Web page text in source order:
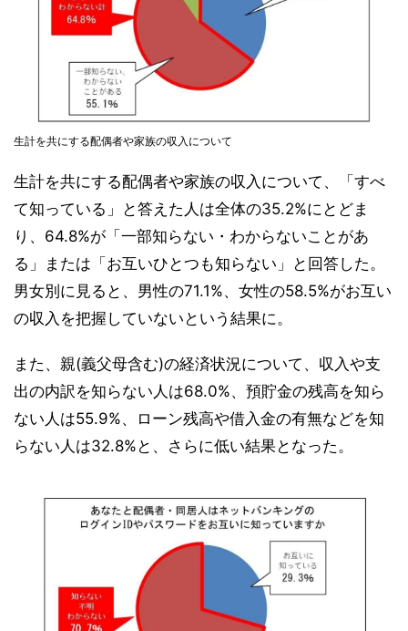
生計を共にする配偶者や家族の収入について
生計を共にする配偶者や家族の収入について、「すべ
て知っている」と答えた人は全体の35.2%にとどま
り、64.8%が「一部知らない・わからないことがあ
る」または「お互いひとつも知らない」と回答した。
男女別に見ると、男性の71.1%、女性の58.5%がお互い
の収入を把握していないという結果に。
また、親(義父母含む)の経済状況について、収入や支
出の内訳を知らない人は68.0%、預貯金の残高を知ら
ない人は55.9%、ローン残高や借入金の有無などを知
らない人は32.8%と、さらに低い結果となった。